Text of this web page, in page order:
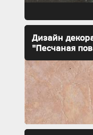
Дизайн
"Песчаная